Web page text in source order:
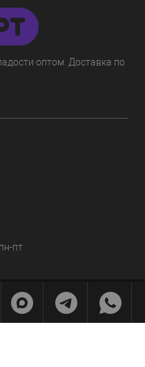
оптом. Доставка по
пт